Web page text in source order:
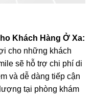
Khách Hàng Ở Xa:
cho những khách
sẽ hỗ trợ chi phí di
và dễ dàng tiếp cận
tại phòng khám